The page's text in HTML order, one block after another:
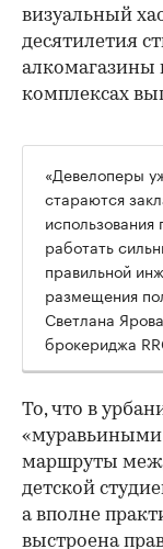
визуальный
десятилетия
комплексах
«Девелоперы
стараются
работать
правильной
размещения
Светлана
брокериджа
То, что в
маршруты
детской
а вполне
выстроена